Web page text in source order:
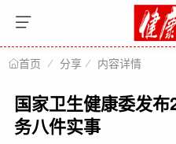
首页 分享 内容详情
国家卫生健康委发
务八件实事